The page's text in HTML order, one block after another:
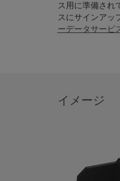
ス用に準備され
スにサインアッ
ーデータサービ
イメージ